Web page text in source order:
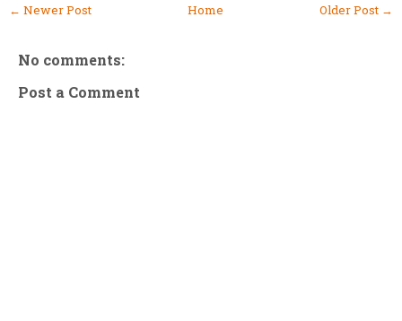
← Newer Post Older Post →
Home
No comments:
Post a Comment